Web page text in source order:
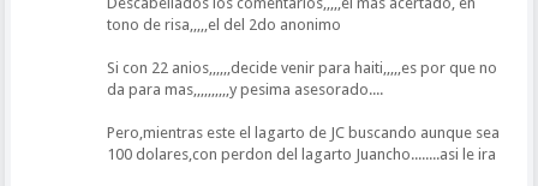
tono de risa,,,,,el del 2do anonimo
Si con 22 anios,,,,,,decide venir para haiti,,,,,es por que no
da para mas,,,,,,,,,,y pesima asesorado....
Pero,mientras este el lagarto de JC buscando aunque sea
100 dolares,con perdon del lagarto Juancho........asi le ira